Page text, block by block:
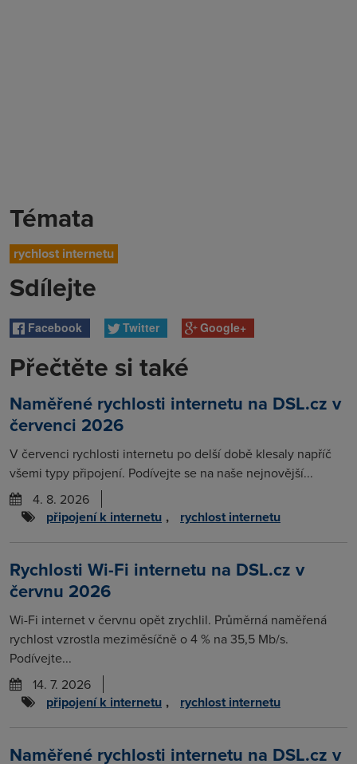
Témata
rychlost internetu
Sdílejte
Facebook Twitter Google+
Přečtěte si také
Naměřené rychlosti internetu na DSL.cz v
červenci 2026
V červenci rychlosti internetu po delší době klesaly napříč
všemi typy připojení. Podívejte se na naše nejnovější...
4. 8. 2026
připojení k internetu , rychlost internetu
Rychlosti Wi-Fi internetu na DSL.cz v
červnu 2026
Wi-Fi internet v červnu opět zrychlil. Průměrná naměřená
rychlost vzrostla meziměsíčně o 4 % na 35,5 Mb/s.
Podívejte...
14. 7. 2026
připojení k internetu , rychlost internetu
Naměřené rychlosti internetu na DSL.cz v